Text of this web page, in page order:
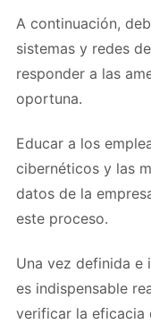
A continuación,
sistemas y redes
responder a las
oportuna.
Educar a los
cibernéticos y las
datos de la
este proceso.
Una vez definida e
es indispensable
verificar la eficacia